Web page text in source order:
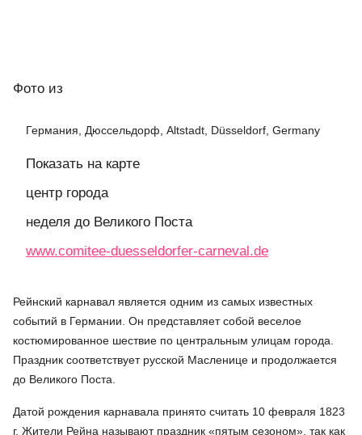
Фото из
Германия, Дюссельдорф, Altstadt, Düsseldorf, Germany
Показать на карте
центр города
неделя до Великого Поста
www.comitee-duesseldorfer-carneval.de
Рейнский карнавал является одним из самых известных
событий в Германии. Он представляет собой веселое
костюмированное шествие по центральным улицам города.
Праздник соответствует русской Масленице и продолжается
до Великого Поста.
Датой рождения карнавала принято считать 10 февраля 1823
г. Жители Рейна называют праздник «пятым сезоном», так как